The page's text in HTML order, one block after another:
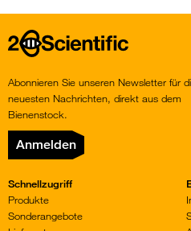
Home
Abonnieren Sie unseren Newsletter für
neuesten Nachrichten, direkt aus dem
Bienenstock.
Anmelden
Schnellzugriff
Produkte
Sonderangebote